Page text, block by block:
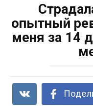
опытный
меня за 14